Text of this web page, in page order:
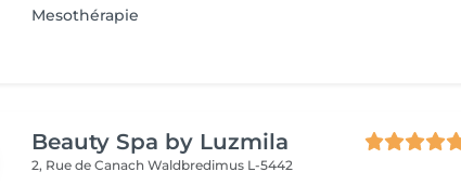
Mesothérapie
Beauty Spa by Luzmila
2, Rue de CanachWaldbredimus L-5442